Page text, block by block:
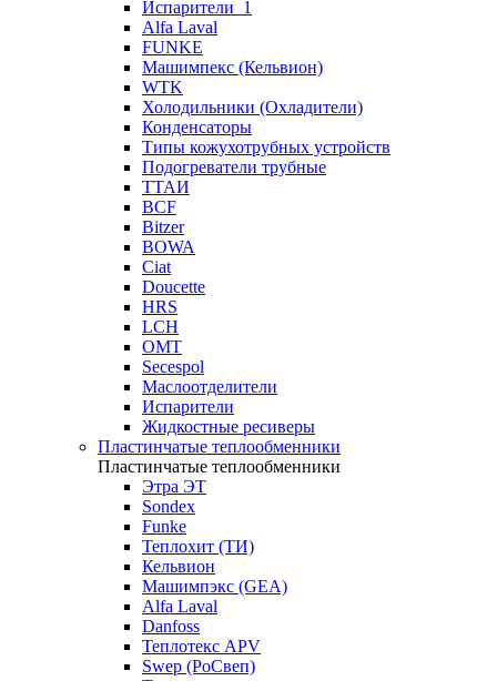
Испарители_1
Alfa Laval
FUNKE
Машимпекс (Кельвион)
WTK
Холодильники (Охладители)
Конденсаторы
Типы кожухотрубных устройств
Подогреватели трубные
ТТАИ
BCF
Bitzer
BOWA
Ciat
Doucette
HRS
LCH
OMT
Secespol
Маслоотделители
Испарители
Жидкостные ресиверы
Пластинчатые теплообменники
Пластинчатые теплообменники
Этра ЭТ
Sondex
Funke
Теплохит (ТИ)
Кельвион
Машимпэкс (GEA)
Alfa Laval
Danfoss
Теплотекс APV
Swep (РоСвеп)